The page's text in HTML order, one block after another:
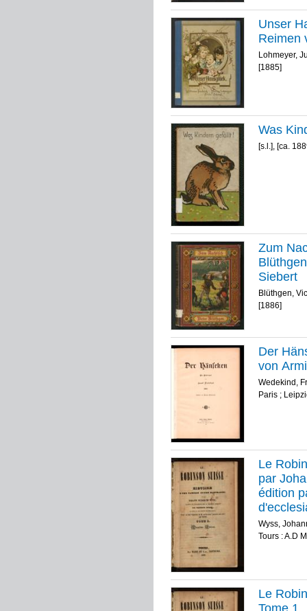
Unser
Reimen
Lohmeyer,
[1885]
Was
[s.l.], [ca.
Zum
Siebert
Blüthgen,
[1886]
Der
von
Wedekind,
Paris ;
Le
par
édition
Wyss,
Tours : A.D
Le